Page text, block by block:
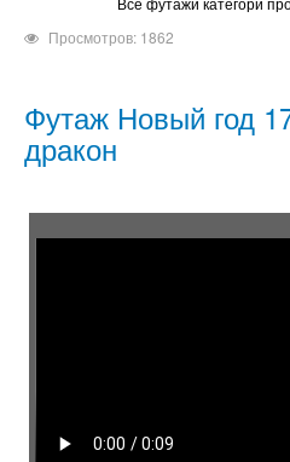
Просмотров: 1862
Футаж Новый год
дракон